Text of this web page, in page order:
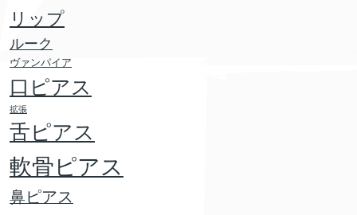
リップ
ルーク
ヴァンパイア
口ピアス
拡張
舌ピアス
軟骨ピアス
鼻ピアス